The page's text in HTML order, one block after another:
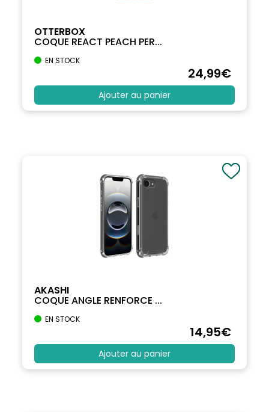
OTTERBOX
COQUE REACT PEACH PER...
EN STOCK
24,99€
Ajouter au panier
AKASHI
COQUE ANGLE RENFORCE ...
EN STOCK
14,95€
Ajouter au panier